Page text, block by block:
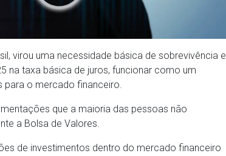
virou uma necessidade básica de sobrevivência e
na taxa básica de juros, funcionar como um
para o mercado financeiro.
que a maioria das pessoas não
a Bolsa de Valores.
de investimentos dentro do mercado financeiro